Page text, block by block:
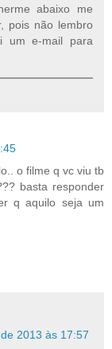
abaixo me
pois não lembro
um e-mail para
o filme q vc viu tb
basta responder
q aquilo seja um
2013 às 17:57